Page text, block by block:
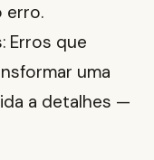
erro.
Erros que
uma
a detalhes —